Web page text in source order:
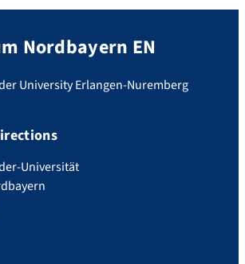
Nordbayern EN
University Erlangen-Nuremberg
Universität